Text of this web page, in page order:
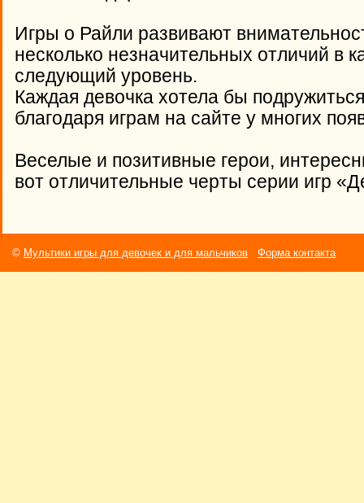
Игры о Райли развивают
несколько незначительных отличий в
следующий уровень.
Каждая девочка хотела бы
благодаря играм на сайте у многих
Веселые и позитивные герои,
вот отличительные черты серии игр
© Мультики игры для девочек и для мальчиков Форма контакта